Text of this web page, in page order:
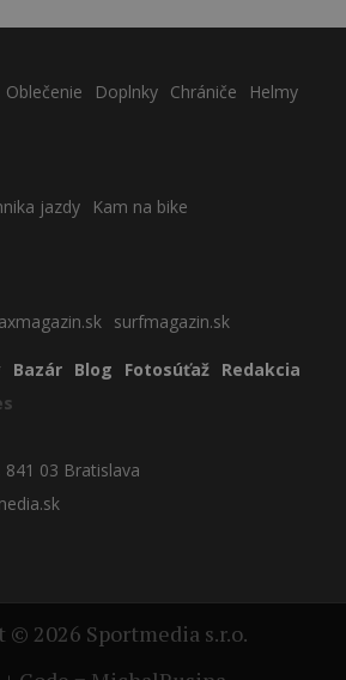
Oblečenie Doplnky Chrániče
Helmy
jazdy
Kam na bike
surfmagazin.sk
Bazár Blog Fotosúťaž Redakcia
03 Bratislava
© 2026 Sportmedia s.r.o.